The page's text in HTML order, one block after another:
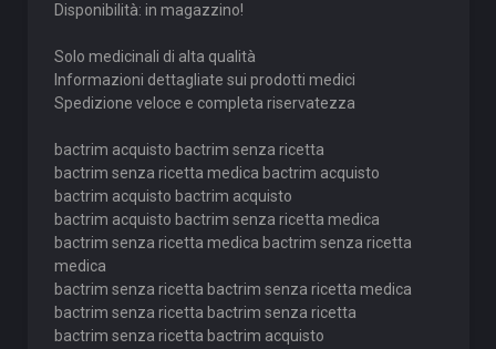
Disponibilità: in magazzino!
Solo medicinali di alta qualità
Informazioni dettagliate sui prodotti medici
Spedizione veloce e completa riservatezza
bactrim acquisto bactrim senza ricetta
bactrim senza ricetta medica bactrim acquisto
bactrim acquisto bactrim acquisto
bactrim acquisto bactrim senza ricetta medica
bactrim senza ricetta medica bactrim senza ricetta
medica
bactrim senza ricetta bactrim senza ricetta medica
bactrim senza ricetta bactrim senza ricetta
bactrim senza ricetta bactrim acquisto